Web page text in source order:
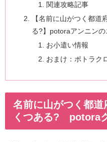
関連攻略記事
【名前に山がつく都道
る?】potoraアンニンの
お小遣い情報
おまけ：ポトラ
名前に山がつく都
くつある? potora